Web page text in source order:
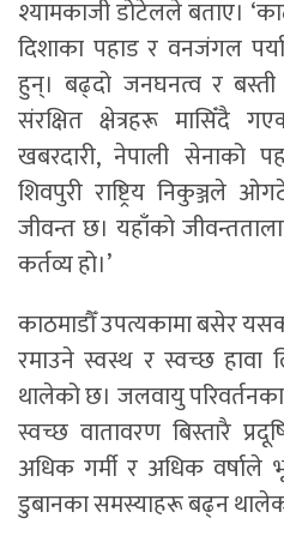
श्यामकाजी डोटेलले बताए।
दिशाका पहाड र वनजंगल
हुन्। बढ्दो जनघनत्व र बस्ती
संरक्षित क्षेत्रहरू मासिँदै
खबरदारी, नेपाली सेनाको
शिवपुरी राष्ट्रिय निकुञ्जले
जीवन्त छ। यहाँको
कर्तव्य हो।’
काठमाडौँ उपत्यकामा बसेर
रमाउने स्वस्थ र स्वच्छ हावा
थालेको छ। जलवायु
स्वच्छ वातावरण बिस्तारै
अधिक गर्मी र अधिक वर्षाले
डुबानका समस्याहरू बढ्न